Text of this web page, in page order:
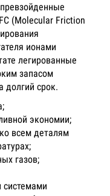
(Molecular Friction
ионами
легированные
запасом
долгий срок.
экономии;
всем деталям
газов;